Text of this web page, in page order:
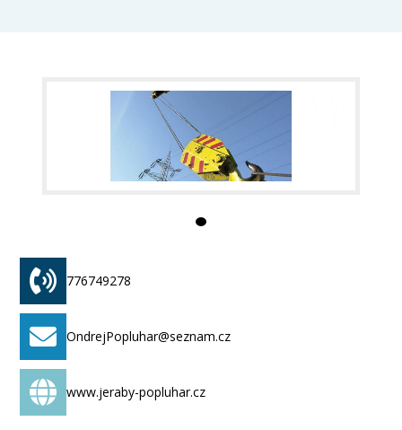
- pronájem autojeřábu
- k mobilním jeřábům je k dispozici zkušená obsluha
- zajišťujeme jeřábnické práce do výšky 23 m a
manipulaci s břemeny do hmotnosti 20 tun
- montáž a demontáž ocelových konstrukcí a hal i
- bourací a demoliční práce hydraulickým kladivem
- nakládka a vykládka nákladních vozů a vagónů
- manipulace se stavebním materiálem - panelové
plochy
- instalace bednění
- záchranné a vyprošťovací práce
- odborné konzultace, navržení postupu při
manipulaci s břemeny
776749278
OndrejPopluhar@seznam.cz
www.jeraby-popluhar.cz